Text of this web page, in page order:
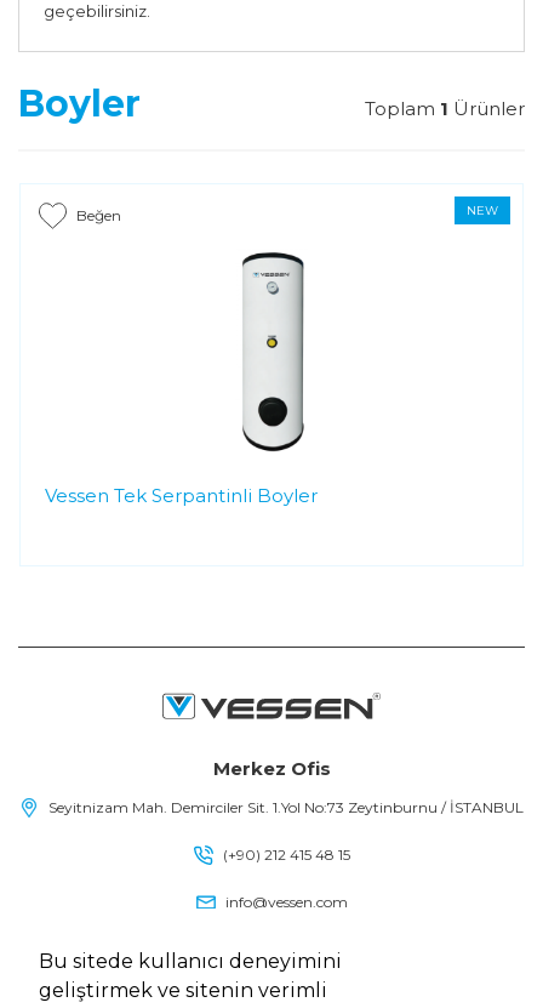
Bu sitede kullanıcı deneyimini
geliştirmek ve sitenin verimli
geçebilirsiniz.
Boyler Toplam 1 Ürünler
NEW
Beğen
Vessen Tek Serpantinli Boyler
Merkez Ofis
Seyitnizam Mah. Demirciler Sit. 1.Yol No:73 Zeytinburnu / İSTANBUL
(+90) 212 415 48 15
info@vessen.com